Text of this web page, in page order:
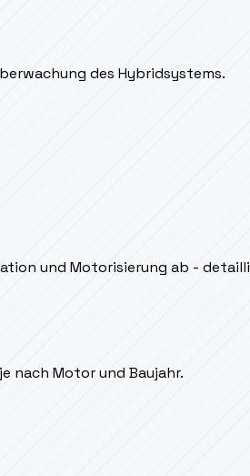
des Hybridsystems.
und Motorisierung ab -
nach Motor und Baujahr.